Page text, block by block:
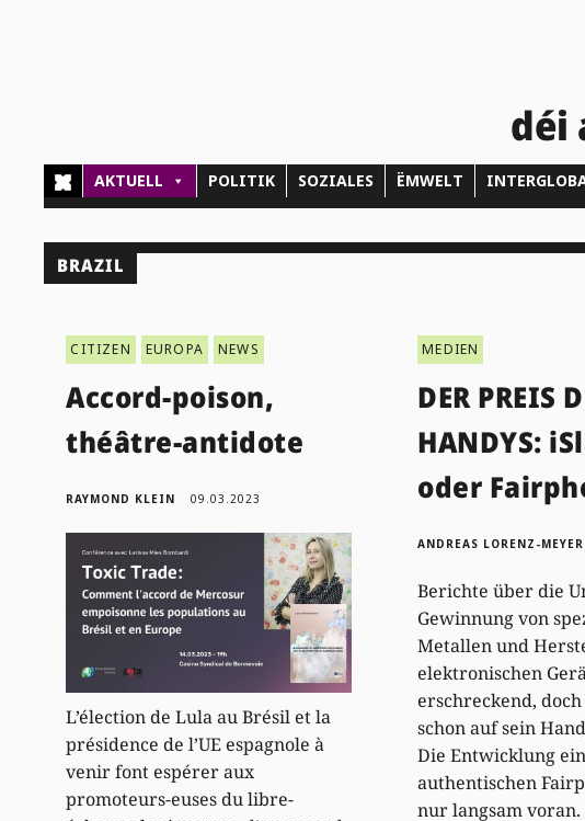
déi
AKTUELL POLITIK SOZIALES ËMWELT
BRAZIL
CITIZEN EUROPA NEWS
Accord-poison,
théâtre-antidote
RAYMOND KLEIN 09.03.2023
L’élection de Lula au Brésil et la
présidence de l’UE espagnole à
venir font espérer aux
promoteurs-euses du libre-
MEDIEN
DER PREIS
HANDYS:
oder
ANDREAS LORENZ-MEYER
Berichte über die
Gewinnung von
Metallen und
elektronischen
erschreckend,
schon auf sein
Die Entwicklung
authentischen
nur langsam voran.